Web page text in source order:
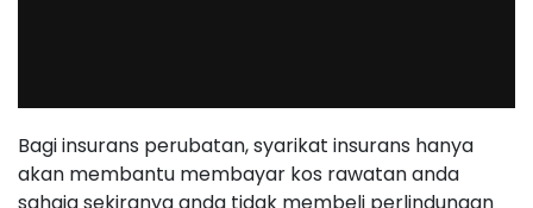
Bagi insurans perubatan, syarikat insurans hanya
akan membantu membayar kos rawatan anda
sahaja sekiranya anda tidak membeli perlindungan